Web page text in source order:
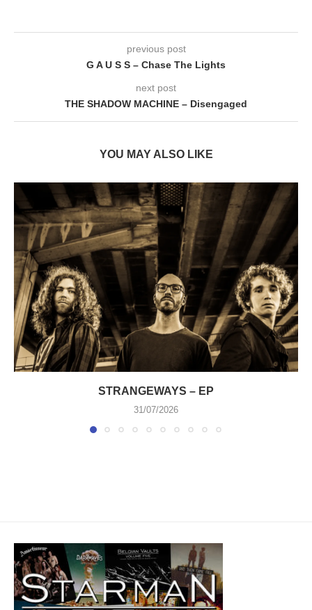
previous post
G A U S S – Chase The Lights
next post
THE SHADOW MACHINE – Disengaged
YOU MAY ALSO LIKE
STRANGEWAYS – EP
31/07/2026